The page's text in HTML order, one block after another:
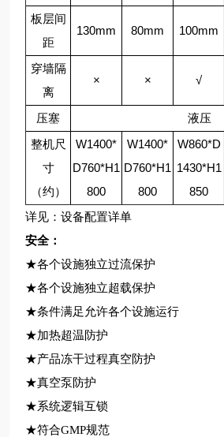
板层间
距
130mm 80mm 100mm
穿墙隔
离
× × √
压塞
液压
整机尺
寸
（约）
W1400*
D760*H1
800
W1400*
D760*H1
800
W860*D
1430*H1
850
详见：设备配置详单
安全：
★各个设施独立过流保护
★各个设施独立超载保护
★条件满足允许各个设施运行
★加热超温防护
★产品冻干过程真空防护
★真空泵防护
★系统逻辑互锁
★符合GMP规范